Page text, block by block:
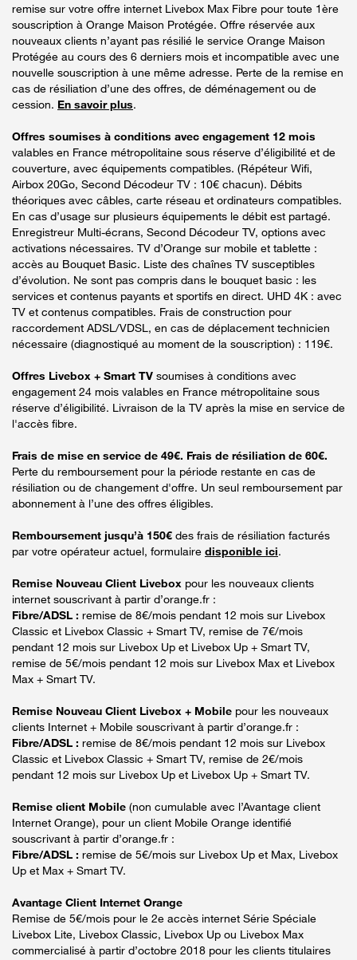
remise sur votre offre internet Livebox Max Fibre pour toute 1ère
souscription à Orange Maison Protégée. Offre réservée aux
nouveaux clients n’ayant pas résilié le service Orange Maison
Protégée au cours des 6 derniers mois et incompatible avec une
nouvelle souscription à une même adresse. Perte de la remise en
cas de résiliation d’une des offres, de déménagement ou de
cession. En savoir plus.
Offres soumises à conditions avec engagement 12 mois
valables en France métropolitaine sous réserve d’éligibilité et de
couverture, avec équipements compatibles. (Répéteur Wifi,
Airbox 20Go, Second Décodeur TV : 10€ chacun). Débits
théoriques avec câbles, carte réseau et ordinateurs compatibles.
En cas d’usage sur plusieurs équipements le débit est partagé.
Enregistreur Multi-écrans, Second Décodeur TV, options avec
activations nécessaires. TV d’Orange sur mobile et tablette :
accès au Bouquet Basic. Liste des chaînes TV susceptibles
d’évolution. Ne sont pas compris dans le bouquet basic : les
services et contenus payants et sportifs en direct. UHD 4K : avec
TV et contenus compatibles. Frais de construction pour
raccordement ADSL/VDSL, en cas de déplacement technicien
nécessaire (diagnostiqué au moment de la souscription) : 119€.
Offres Livebox + Smart TV soumises à conditions avec
engagement 24 mois valables en France métropolitaine sous
réserve d’éligibilité. Livraison de la TV après la mise en service de
l'accès fibre.
Frais de mise en service de 49€. Frais de résiliation de 60€.
Perte du remboursement pour la période restante en cas de
résiliation ou de changement d'offre. Un seul remboursement par
abonnement à l’une des offres éligibles.
Remboursement jusqu’à 150€ des frais de résiliation facturés
par votre opérateur actuel, formulaire disponible ici.
Remise Nouveau Client Livebox pour les nouveaux clients
internet souscrivant à partir d’orange.fr :
Fibre/ADSL : remise de 8€/mois pendant 12 mois sur Livebox
Classic et Livebox Classic + Smart TV, remise de 7€/mois
pendant 12 mois sur Livebox Up et Livebox Up + Smart TV,
remise de 5€/mois pendant 12 mois sur Livebox Max et Livebox
Max + Smart TV.
Remise Nouveau Client Livebox + Mobile pour les nouveaux
clients Internet + Mobile souscrivant à partir d’orange.fr :
Fibre/ADSL : remise de 8€/mois pendant 12 mois sur Livebox
Classic et Livebox Classic + Smart TV, remise de 2€/mois
pendant 12 mois sur Livebox Up et Livebox Up + Smart TV.
Remise client Mobile (non cumulable avec l’Avantage client
Internet Orange), pour un client Mobile Orange identifié
souscrivant à partir d’orange.fr :
Fibre/ADSL : remise de 5€/mois sur Livebox Up et Max, Livebox
Up et Max + Smart TV.
Avantage Client Internet Orange
Remise de 5€/mois pour le 2e accès internet Série Spéciale
Livebox Lite, Livebox Classic, Livebox Up ou Livebox Max
commercialisé à partir d’octobre 2018 pour les clients titulaires